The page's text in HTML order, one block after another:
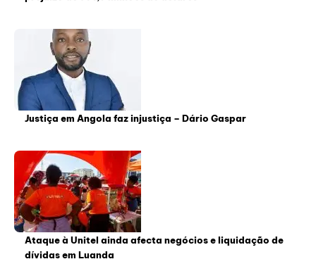
Justiça em Angola faz injustiça – Dário Gaspar
Ataque à Unitel ainda afecta negócios e liquidação de
dívidas em Luanda